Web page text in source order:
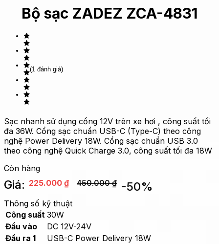
Bộ sạc ZADEZ ZCA-4831
(1 đánh giá)
Sạc nhanh sử dụng cổng 12V trên xe hơi , công suất tối
đa 36W. Cổng sạc chuẩn USB-C (Type-C) theo công
nghệ Power Delivery 18W. Cổng sạc chuẩn USB 3.0
theo công nghệ Quick Charge 3.0, công suất tối đa 18W
Còn hàng
Giá: 225.000 ₫ 450.000₫ -50%
Thông số kỹ thuật
Công suất 30W
Đầu vào
DC 12V-24V
Đầu ra 1
USB-C Power Delivery 18W